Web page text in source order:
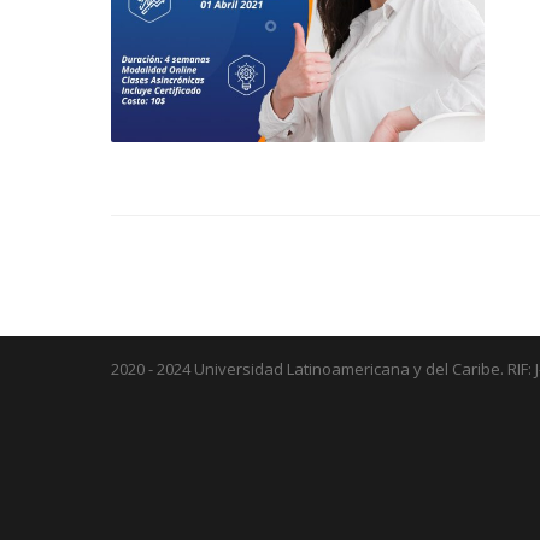
2020 - 2024 Universidad Latinoamericana y del Caribe. RIF: